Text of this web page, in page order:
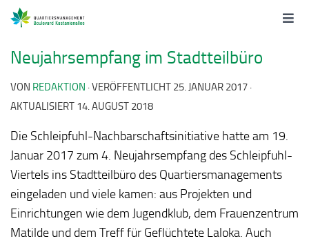
Neujahrsempfang im Stadtteilbüro
VON REDAKTION · VERÖFFENTLICHT 25. JANUAR 2017 ·
AKTUALISIERT 14. AUGUST 2018
Die Schleipfuhl-Nachbarschaftsinitiative hatte am 19.
Januar 2017 zum 4. Neujahrsempfang des Schleipfuhl-
Viertels ins Stadtteilbüro des Quartiersmanagements
eingeladen und viele kamen: aus Projekten und
Einrichtungen wie dem Jugendklub, dem Frauenzentrum
Matilde und dem Treff für Geflüchtete Laloka. Auch